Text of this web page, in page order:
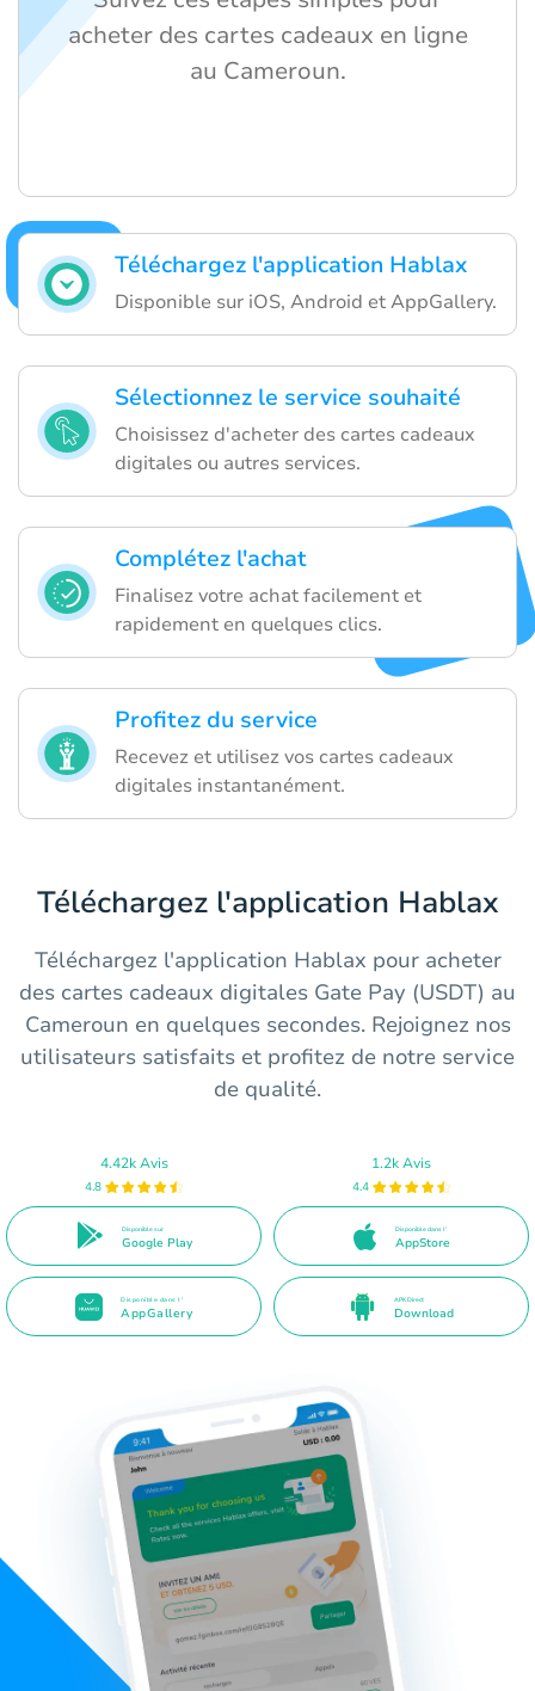
Téléchargez l'application Hablax
Disponible sur iOS, Android et AppGallery.
Sélectionnez le service souhaité
Choisissez d'acheter des cartes cadeaux
digitales ou autres services.
Complétez l'achat
Finalisez votre achat facilement et
rapidement en quelques clics.
Profitez du service
Recevez et utilisez vos cartes cadeaux
digitales instantanément.
acheter des cartes cadeaux en ligne
au Cameroun.
Téléchargez l'application Hablax
Téléchargez l'application Hablax pour acheter
des cartes cadeaux digitales Gate Pay (USDT) au
Cameroun en quelques secondes. Rejoignez nos
utilisateurs satisfaits et profitez de notre service
de qualité.
4.42k Avis
4.8
Disponible sur
Google Play
1.2k Avis
4.4
Disponible dans l'
AppStore
Disponible dans l'
AppGallery
APK Direct
Download